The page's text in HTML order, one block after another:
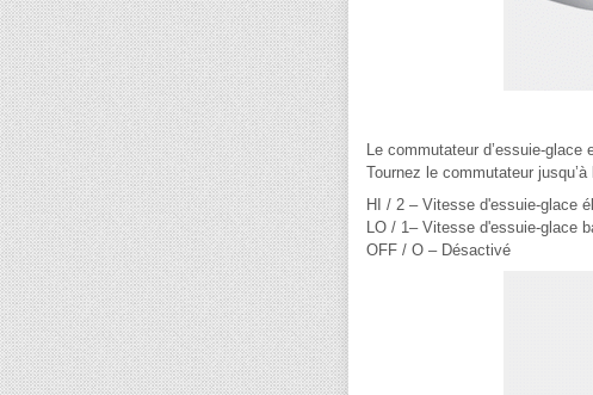
Le commutateur d’essuie-
Tournez le commutateur
HI / 2 – Vitesse d'essuie-glace
LO / 1– Vitesse d'essuie-glace
OFF / O – Désactivé